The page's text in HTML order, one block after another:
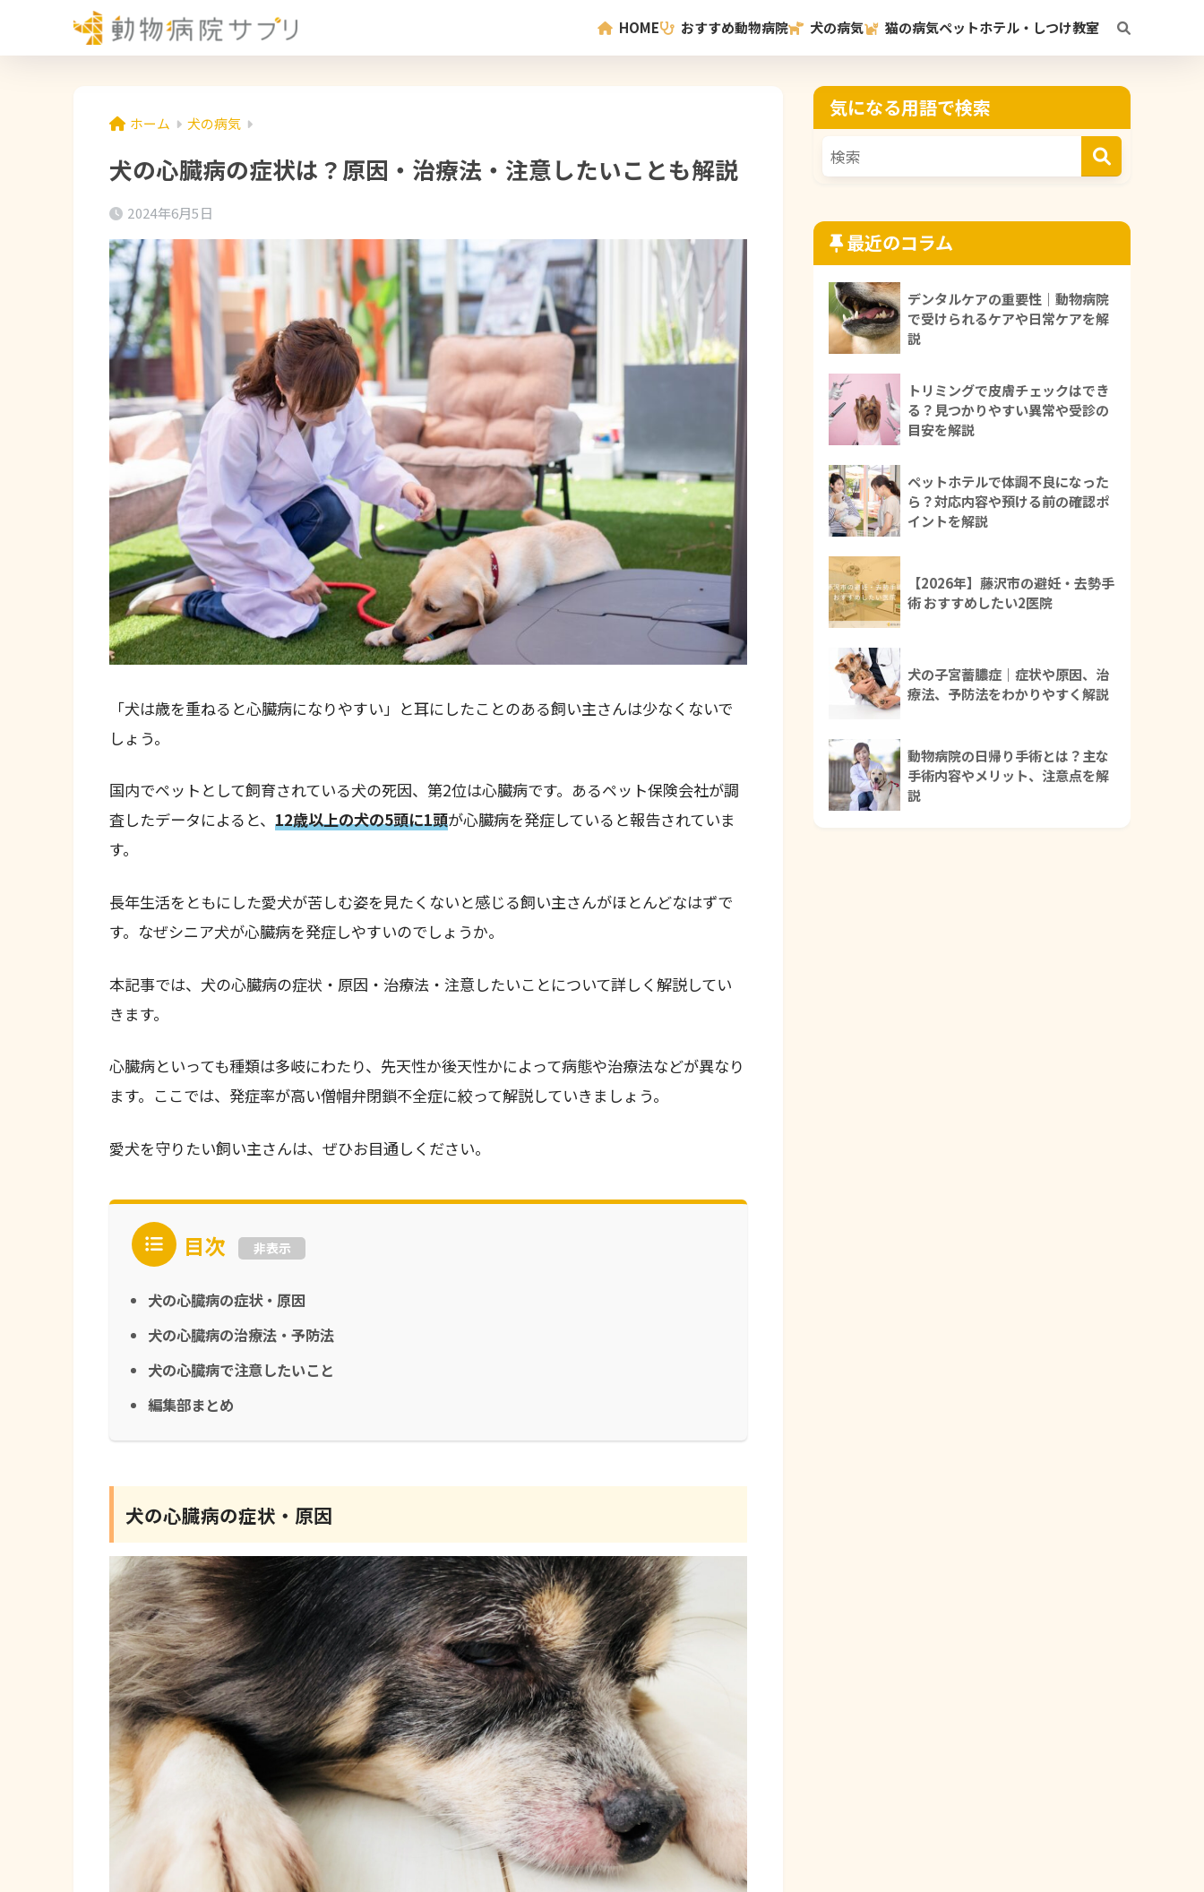
HOME おすすめ動物病院 犬の病気 猫の病気ペットホテル・しつけ教室
ホーム 犬の病気
犬の心臓病の症状は？原因・治療法・注意したいことも解説
2024年6月5日
「犬は歳を重ねると心臓病になりやすい」と耳にしたことのある飼い主さんは少なくないで
しょう。
国内でペットとして飼育されている犬の死因、第2位は心臓病です。あるペット保険会社が調
査したデータによると、 12歳以上の犬の5頭に1頭が心臓病を発症していると報告されていま
す。
長年生活をともにした愛犬が苦しむ姿を見たくないと感じる飼い主さんがほとんどなはずで
す。なぜシニア犬が心臓病を発症しやすいのでしょうか。
本記事では、犬の心臓病の症状・原因・治療法・注意したいことについて詳しく解説してい
きます。
心臓病といっても種類は多岐にわたり、先天性か後天性かによって病態や治療法などが異なり
ます。ここでは、発症率が高い僧帽弁閉鎖不全症に絞って解説していきましょう。
愛犬を守りたい飼い主さんは、ぜひお目通しください。
目次 非表示
犬の心臓病の症状・原因
犬の心臓病の治療法・予防法
犬の心臓病で注意したいこと
編集部まとめ
犬の心臓病の症状・原因
気になる用語で検索
最近のコラム
デンタルケアの重要性｜動物病院
で受けられるケアや日常ケアを解
説
トリミングで皮膚チェックはでき
る？見つかりやすい異常や受診の
目安を解説
ペットホテルで体調不良になった
ら？対応内容や預ける前の確認ポ
イントを解説
【2026年】藤沢市の避妊・去勢手
術 おすすめしたい2医院
犬の子宮蓄膿症｜症状や原因、治
療法、予防法をわかりやすく解説
動物病院の日帰り手術とは？主な
手術内容やメリット、注意点を解
説